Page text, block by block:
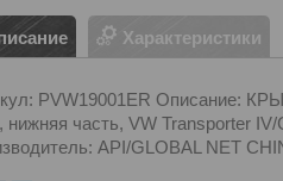
Характеристики
PVW19001ER Описание:
нижняя часть, VW Transporter
API/GLOBAL NET